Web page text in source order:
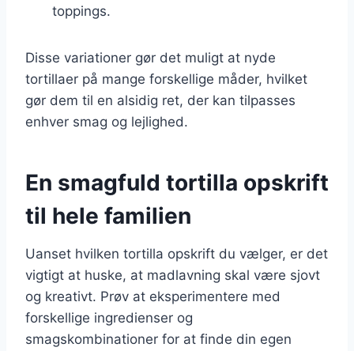
toppings.
Disse variationer gør det muligt at nyde
tortillaer på mange forskellige måder, hvilket
gør dem til en alsidig ret, der kan tilpasses
enhver smag og lejlighed.
En smagfuld tortilla opskrift
til hele familien
Uanset hvilken tortilla opskrift du vælger, er det
vigtigt at huske, at madlavning skal være sjovt
og kreativt. Prøv at eksperimentere med
forskellige ingredienser og
smagskombinationer for at finde din egen